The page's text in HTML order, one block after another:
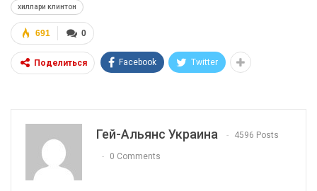
хиллари клинтон
0
691
Поделиться Facebook Twitter
Гей-Альянс Украина 4596 Posts
0 Comments